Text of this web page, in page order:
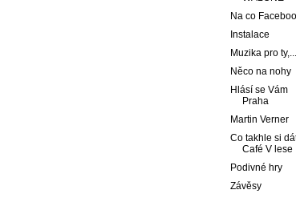
Na co
Instalace
Muzika pro
Něco na nohy
Hlásí se Vám
Praha
Martin Verner
Co takhle si
Café V lese
Podivné hry
Závěsy